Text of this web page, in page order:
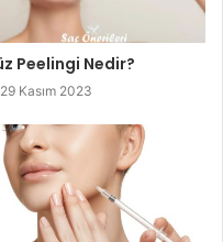
Peelingi Nedir?
29 Kasım 2023